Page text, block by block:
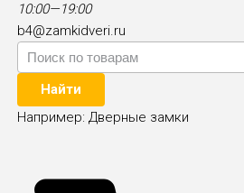
10:00—19:00
b4@zamkidveri.ru
Найти
Например:Дверные замки